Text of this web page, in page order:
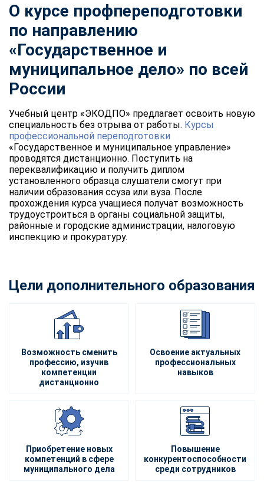
О курсе профпереподготовки
по направлению
«Государственное и
муниципальное дело» по всей
России
Учебный центр «ЭКОДПО» предлагает освоить новую
специальность без отрыва от работы. Курсы
профессиональной переподготовки
«Государственное и муниципальное управление»
проводятся дистанционно. Поступить на
переквалификацию и получить диплом
установленного образца слушатели смогут при
наличии образования ссуза или вуза. После
прохождения курса учащиеся получат возможность
трудоустроиться в органы социальной защиты,
районные и городские администрации, налоговую
инспекцию и прокуратуру.
Цели дополнительного образования
Возможность сменить
профессию, изучив
компетенции
дистанционно
Освоение актуальных
профессиональных
навыков
Приобретение новых
компетенций в сфере
муниципального дела
Повышение
конкурентоспособности
среди сотрудников